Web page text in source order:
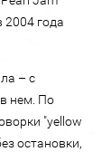
2004 года
– с
нем. По
"yellow
остановки,